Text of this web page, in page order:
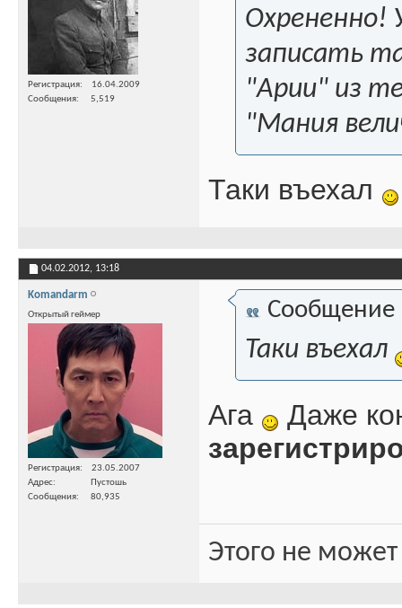
Регистрация
16.04.2009
Сообщения
5,519
Охрененно!
записать
"Арии" из
"Мания
Таки въехал
04.02.2012, 13:18
Komandarm
Открытый геймер
Регистрация
23.05.2007
Адрес
Пустошь
Сообщения
80,935
Сообщение
Таки въехал
Ага
Даже
Этого не